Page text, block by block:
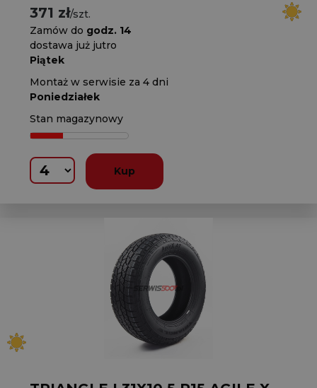
371 zł/szt.
Zamów do godz. 14
dostawa już jutro
Piątek
Montaż w serwisie za 4 dni
Poniedziałek
Stan magazynowy
Kup